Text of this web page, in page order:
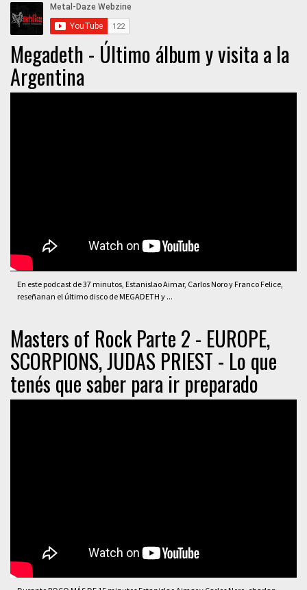
Megadeth - Último álbum y visita a la
Argentina
En este podcast de 37 minutos, Estanislao Aimar, Carlos Noro y Franco Felice,
reseñanan el último disco de MEGADETH y ...
Masters of Rock Parte 2 - EUROPE,
SCORPIONS, JUDAS PRIEST - Lo que
tenés que saber para ir preparado